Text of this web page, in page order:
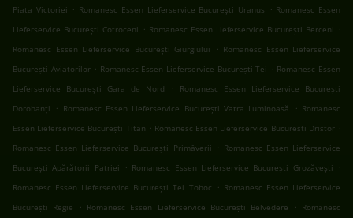
Piata Victoriei . Romanesc Essen Lieferservice București Uranus . Romanesc Essen
Lieferservice București Cotroceni . Romanesc Essen Lieferservice București Berceni .
Romanesc Essen Lieferservice București Giurgiului
. Romanesc Essen Lieferservice
București Aviatorilor . Romanesc Essen Lieferservice București Tei . Romanesc Essen
Lieferservice București Gara de Nord
.
Romanesc Essen Lieferservice București
Dorobanți
. Romanesc Essen Lieferservice București Vatra Luminoasă . Romanesc
Essen Lieferservice București Titan . Romanesc Essen Lieferservice București Dristor .
Romanesc Essen Lieferservice București Primăverii
. Romanesc Essen Lieferservice
București Apărătorii Patriei
. Romanesc Essen Lieferservice București Grozăvești
.
Romanesc Essen Lieferservice București Tei Toboc
. Romanesc Essen Lieferservice
București Regie
. Romanesc Essen Lieferservice București Belvedere . Romanesc